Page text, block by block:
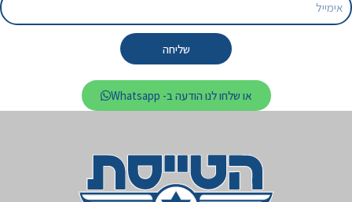
שליחה
או שלחו לנו הודעה ב- Whatsapp